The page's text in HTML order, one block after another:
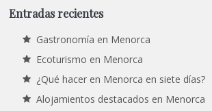
Entradas recientes
Gastronomía en Menorca
Ecoturismo en Menorca
¿Qué hacer en Menorca en siete días?
Alojamientos destacados en Menorca